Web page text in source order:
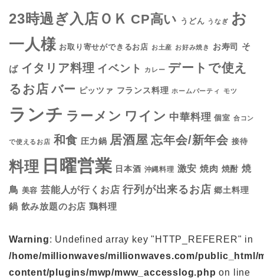
23時過ぎ入店ＯＫ CP高い うどん うなぎ お
一人様 お取り寄せができるお店 お土産 お好み焼き お寿司 そ
ば イタリア料理 イベント カレー デートで使え
るお店 バー ピッツァ フランス料理 ホームパーティ モツ
ランチ ラーメン ワイン 中華料理 個室 合コン
で使えるお店 和食 圧力鍋 居酒屋 忘年会/新年会 接待
料理 日曜営業 日本酒 沖縄料理 激安 焼肉 焼酎 焼
鳥 美容 芸能人が行くお店 行列が出来るお店 郷土料理
鍋 飲み放題のお店 鶏料理
Warning: Undefined array key "HTTP_REFERER" in
/home/millionwaves/millionwaves.com/public_html/
content/plugins/mwp/mww_accesslog.php on line